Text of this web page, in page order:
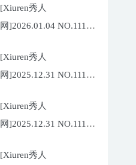
[Xiuren秀人
网]2026.01.04 NO.11189
_Thrive[71P/640.85MB]
[Xiuren秀人
网]2025.12.31 NO.11188
[Xiuren秀人
网]2025.12.31 NO.11185
Yuki[75P/942.33MB]
[Xiuren秀人